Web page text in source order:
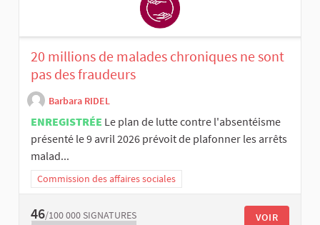
20 millions de malades chroniques ne sont
pas des fraudeurs
Barbara RIDEL
ENREGISTRÉE Le plan de lutte contre l'absentéisme
présenté le 9 avril 2026 prévoit de plafonner les arrêts
malad...
Commission des affaires sociales
46/100 000 SIGNATURES VOIR